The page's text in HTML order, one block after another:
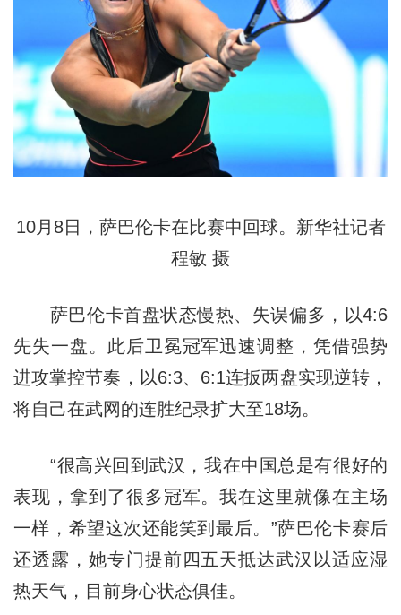
10月8日，萨巴伦卡在比赛中回球。新华社记者
程敏 摄
萨巴伦卡首盘状态慢热、失误偏多，以4:6
先失一盘。此后卫冕冠军迅速调整，凭借强势
进攻掌控节奏，以6:3、6:1连扳两盘实现逆转，
将自己在武网的连胜纪录扩大至18场。
“很高兴回到武汉，我在中国总是有很好的
表现，拿到了很多冠军。我在这里就像在主场
一样，希望这次还能笑到最后。”萨巴伦卡赛后
还透露，她专门提前四五天抵达武汉以适应湿
热天气，目前身心状态俱佳。